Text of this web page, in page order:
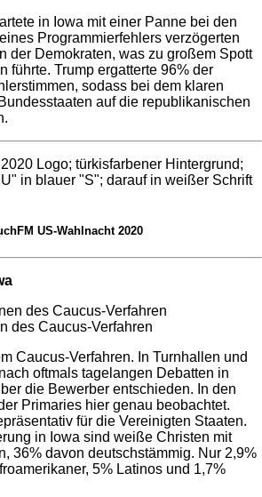
in Iowa mit einer Panne bei den
Programmierfehlers verzögerten
der Demokraten, was zu großem Spott
führte. Trump ergatterte 96% der
sodass bei dem klaren
auf die republikanischen
US-Wahlnacht 2020
des Caucus-Verfahren
Caucus-Verfahren. In Turnhallen und
oftmals tagelangen Debatten in
die Bewerber entschieden. In den
Primaries hier genau beobachtet.
für die Vereinigten Staaten.
in Iowa sind weiße Christen mit
36% davon deutschstämmig. Nur 2,9%
5% Latinos und 1,7%